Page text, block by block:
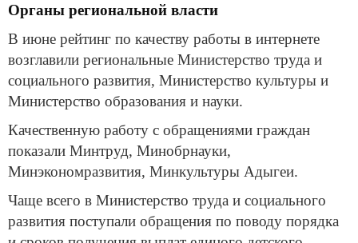
Органы региональной власти
В июне рейтинг по качеству работы в интернете
возглавили региональные Министерство труда и
социального развития, Министерство культуры и
Министерство образования и науки.
Качественную работу с обращениями граждан
показали Минтруд, Минобрнауки,
Минэкономразвития, Минкультуры Адыгеи.
Чаще всего в Министерство труда и социального
развития поступали обращения по поводу порядка